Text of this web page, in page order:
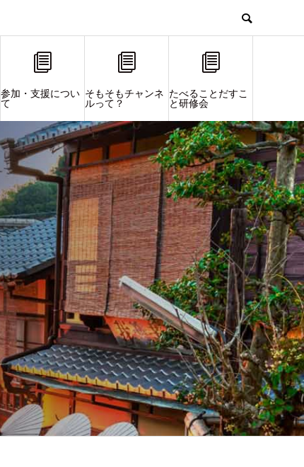
参加・支援につい
て
そもそもチャンネ
ルって？
たべることだすこ
と研修会